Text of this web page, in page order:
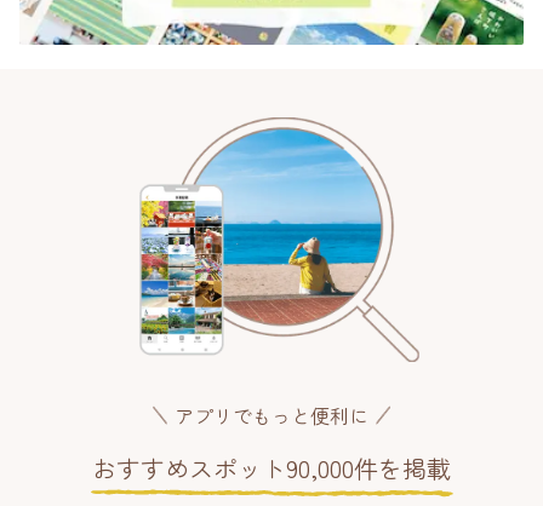
アプリでもっと便利に
おすすめスポット90,000件を掲載